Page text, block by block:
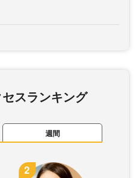
スランキング
週間